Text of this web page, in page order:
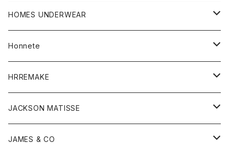
カーディガン
グッズ
帽子
アウター
カーディガン
コート
アクセサリー
ウォレット
ストール
キッズ
Tシャツ
グッズ
アンダーウェア
トップス
HOMES UNDERWEAR
アウター
カーディガン
コート
キッズ
Tシャツ
ロンパース
グッズ
靴
トップス
Honnete
ブラウス
ワンピース
HRREMAKE
バック
キッズ
JACKSON MATISSE
Tシャツ
JAMES & CO